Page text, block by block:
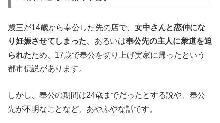
歳三が14歳から奉公した先の店で、 女中さんと恋仲にな
り妊娠させてしまった、あるいは奉公先の主人に衆道を迫
られたため、17歳で奉公を切り上げ実家に帰ったという
都市伝説があります。
しかし、奉公の期間は24歳までだったとする説や、奉公
先が不明なことなど、あやふやな話です。